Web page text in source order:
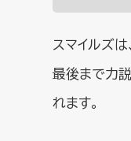
スマイルズ
最後まで力説
れます。